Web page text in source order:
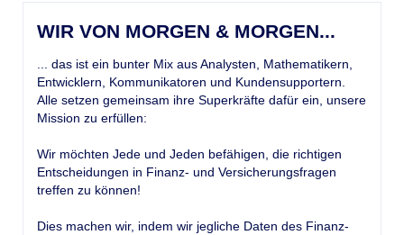
WIR VON MORGEN & MORGEN...
... das ist ein bunter Mix aus Analysten, Mathematikern,
Entwicklern, Kommunikatoren und Kundensupportern.
Alle setzen gemeinsam ihre Superkräfte dafür ein, unsere
Mission zu erfüllen:
Wir möchten Jede und Jeden befähigen, die richtigen
Entscheidungen in Finanz- und Versicherungsfragen
treffen zu können!
Dies machen wir, indem wir jegliche Daten des Finanz-